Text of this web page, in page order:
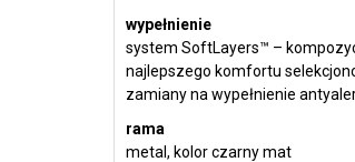
wypełnienie
system SoftLayers™ –
najlepszego komfortu
zamiany na wypełnienie
rama
metal, kolor czarny mat